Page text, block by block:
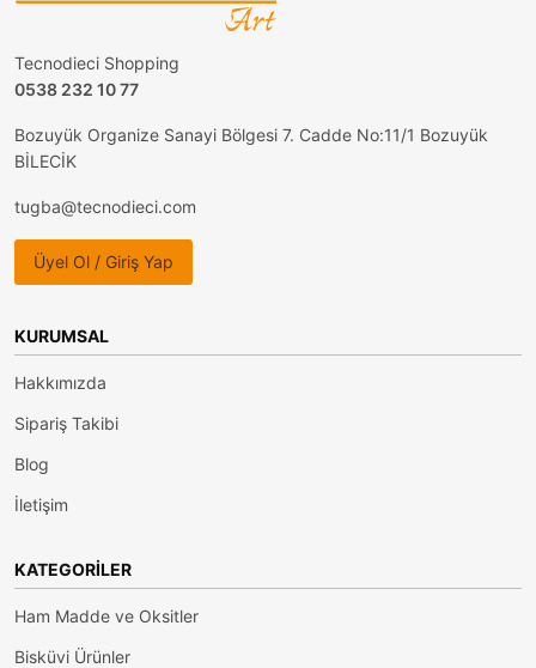
Tecnodieci Shopping
0538 232 10 77
Bozuyük Organize Sanayi Bölgesi 7. Cadde No:11/1 Bozuyük
BİLECİK
tugba@tecnodieci.com
Üyel Ol / Giriş Yap
KURUMSAL
Hakkımızda
Sipariş Takibi
Blog
İletişim
KATEGORILER
Ham Madde ve Oksitler
Bisküvi Ürünler